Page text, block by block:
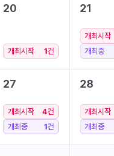
20
개최시작 1건
21
개최시작
개최중
27
개최시작 4건
개최중
1건
28
개최시작
개최중